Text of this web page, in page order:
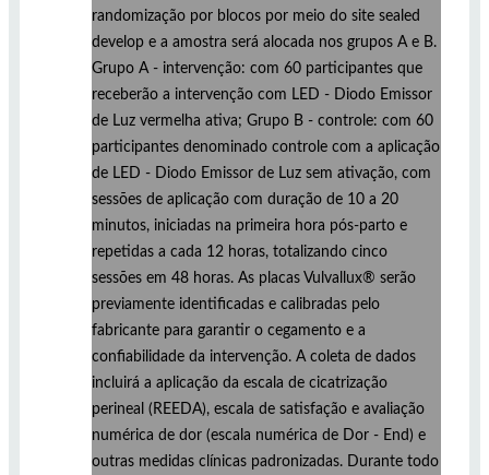
randomização por blocos por meio do site sealed
develop e a amostra será alocada nos grupos A e B.
Grupo A - intervenção: com 60 participantes que
receberão a intervenção com LED - Diodo Emissor
de Luz vermelha ativa; Grupo B - controle: com 60
participantes denominado controle com a aplicação
de LED - Diodo Emissor de Luz sem ativação, com
sessões de aplicação com duração de 10 a 20
minutos, iniciadas na primeira hora pós-parto e
repetidas a cada 12 horas, totalizando cinco
sessões em 48 horas. As placas Vulvallux® serão
previamente identificadas e calibradas pelo
fabricante para garantir o cegamento e a
confiabilidade da intervenção. A coleta de dados
incluirá a aplicação da escala de cicatrização
perineal (REEDA), escala de satisfação e avaliação
numérica de dor (escala numérica de Dor - End) e
outras medidas clínicas padronizadas. Durante todo